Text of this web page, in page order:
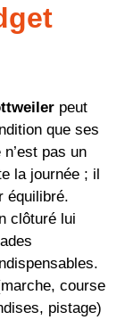
peut
que ses
pas un
la journée ; il
équilibré.
clôturé lui
course
pistage)